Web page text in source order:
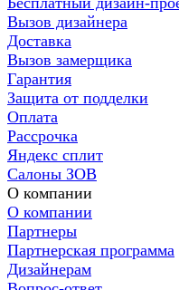
Вызов дизайнера
Доставка
Вызов замерщика
Гарантия
Защита от подделки
Оплата
Рассрочка
Яндекс сплит
Салоны ЗОВ
О компании
О компании
Партнеры
Партнерская программа
Дизайнерам